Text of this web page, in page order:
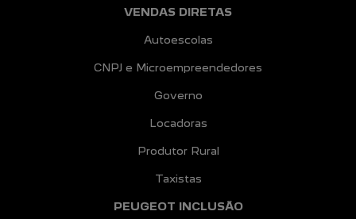
VENDAS DIRETAS
Autoescolas
CNPJ e Microempreendedores
Governo
Locadoras
Produtor Rural
Taxistas
PEUGEOT INCLUSÃO